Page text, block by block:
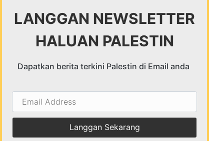
LANGGAN NEWSLETTER
HALUAN PALESTIN
Dapatkan berita terkini Palestin di Email anda
Email
Address